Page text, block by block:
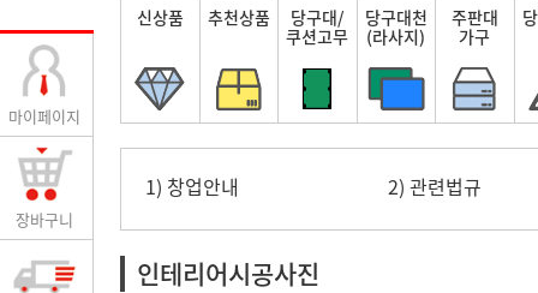
마이페이지
장바구니
신상품 추천상품
당구대/
쿠션고무
당구대천
(라사지)
주판대
가구
1) 창업안내 2) 관련법규
인테리어시공사진